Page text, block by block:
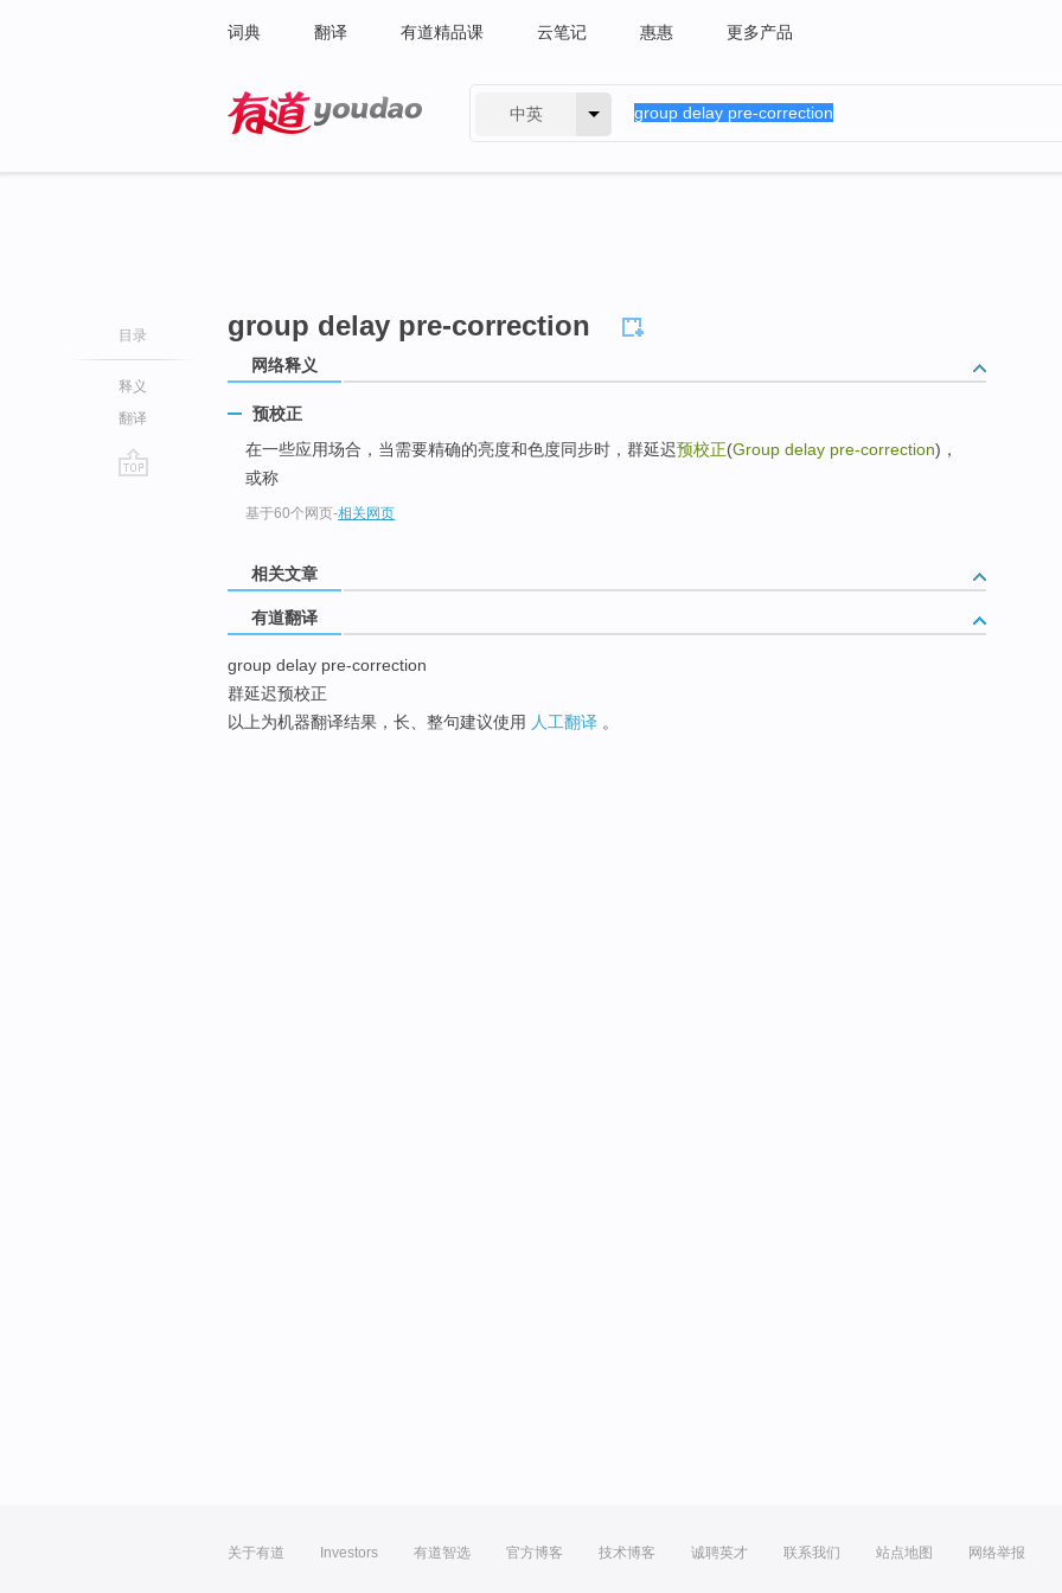
词典 翻译 有道精品课 云笔记 惠惠 更多产品
中英
目录
释义
翻译
group delay pre-correction
网络释义
预校正
在一些应用场合，当需要精确的亮度和色度同步时，群延迟预校正(Group delay pre-correction)，
或称
基于60个网页-相关网页
相关文章
有道翻译
group delay pre-correction
群延迟预校正
以上为机器翻译结果，长、整句建议使用 人工翻译 。
关于有道 Investors 有道智选 官方博客 技术博客 诚聘英才 联系我们 站点地图 网络举报